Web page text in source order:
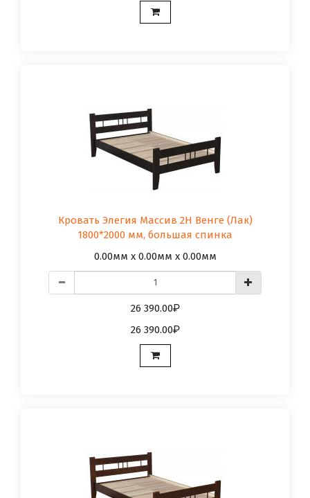
Кровать Элегия Массив 2Н Венге (Лак)
1800*2000 мм, большая спинка
0.00мм x 0.00мм x 0.00мм
26 390.00
26 390.00